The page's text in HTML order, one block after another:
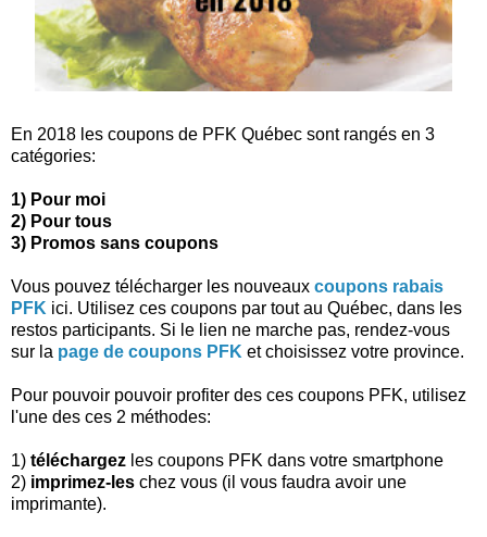
En 2018 les coupons de PFK Québec sont rangés en 3
catégories:
1) Pour moi
2) Pour tous
3) Promos sans coupons
Vous pouvez télécharger les nouveaux coupons rabais
PFK ici. Utilisez ces coupons par tout au Québec, dans les
restos participants. Si le lien ne marche pas, rendez-vous
sur la page de coupons PFK et choisissez votre province.
Pour pouvoir pouvoir profiter des ces coupons PFK, utilisez
l'une des ces 2 méthodes:
1) téléchargez les coupons PFK dans votre smartphone
2) imprimez-les chez vous (il vous faudra avoir une
imprimante).